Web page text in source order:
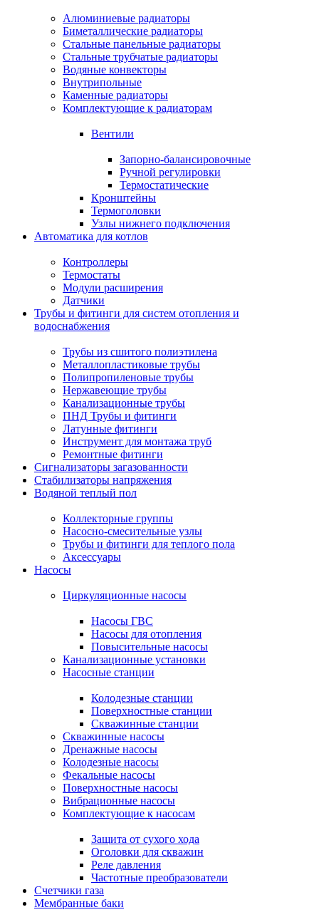
Алюминиевые радиаторы
Биметаллические радиаторы
Стальные панельные радиаторы
Стальные трубчатые радиаторы
Водяные конвекторы
Внутрипольные
Каменные радиаторы
Комплектующие к радиаторам
Вентили
Запорно-балансировочные
Ручной регулировки
Термостатические
Кронштейны
Термоголовки
Узлы нижнего подключения
Автоматика для котлов
Контроллеры
Термостаты
Модули расширения
Датчики
Трубы и фитинги для систем отопления и
водоснабжения
Трубы из сшитого полиэтилена
Металлопластиковые трубы
Полипропиленовые трубы
Нержавеющие трубы
Канализационные трубы
ПНД Трубы и фитинги
Латунные фитинги
Инструмент для монтажа труб
Ремонтные фитинги
Сигнализаторы загазованности
Стабилизаторы напряжения
Водяной теплый пол
Коллекторные группы
Насосно-смесительные узлы
Трубы и фитинги для теплого пола
Аксессуары
Насосы
Циркуляционные насосы
Насосы ГВС
Насосы для отопления
Повысительные насосы
Канализационные установки
Насосные станции
Колодезные станции
Поверхностные станции
Скважинные станции
Скважинные насосы
Дренажные насосы
Колодезные насосы
Фекальные насосы
Поверхностные насосы
Вибрационные насосы
Комплектующие к насосам
Защита от сухого хода
Оголовки для скважин
Реле давления
Частотные преобразователи
Счетчики газа
Мембранные баки